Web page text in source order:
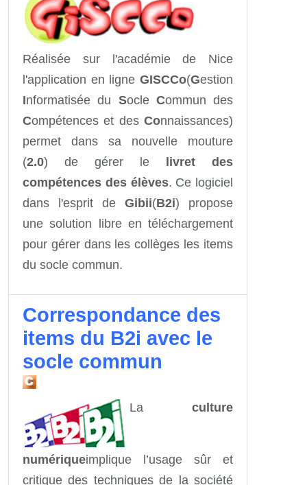
Réalisée sur l'académie de Nice
l'application en ligne GISCCo(Gestion
Informatisée du Socle Commun des
Compétences et des Connaissances)
permet dans sa nouvelle mouture
(2.0) de gérer le
livret des
compétences des élèves. Ce logiciel
dans l'esprit de Gibii(B2i) propose
une solution libre en téléchargement
pour gérer dans les collèges les items
du socle commun.
Correspondance des
items du B2i avec le
socle commun
La culture
numériqueimplique l’usage sûr et
critique des techniques de la société